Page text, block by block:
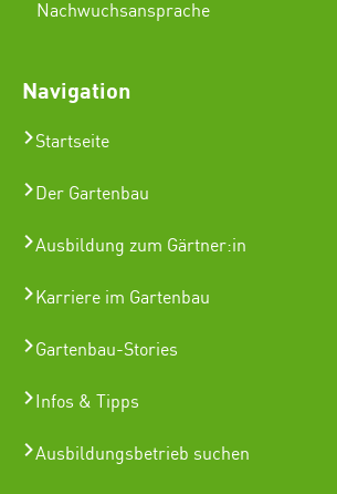
Nachwuchsansprache
Navigation
Startseite
Der Gartenbau
Ausbildung zum Gärtner:in
Karriere im Gartenbau
Gartenbau-Stories
Infos & Tipps
Ausbildungsbetrieb suchen